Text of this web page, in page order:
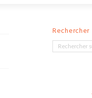
Rechercher